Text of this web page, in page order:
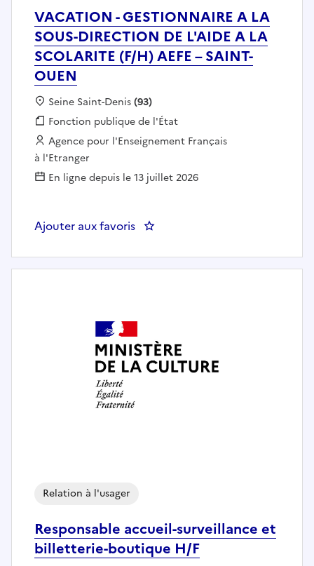
VACATION - GESTIONNAIRE A LA
SOUS-DIRECTION DE L'AIDE A LA
SCOLARITE (F/H) AEFE – SAINT-
OUEN
Localisation :
Seine Saint-Denis(93)
Fonction publique :
Fonction publique de l'État
Employeur :
Agence pour l'Enseignement Français
à l'Etranger
En ligne depuis le 13 juillet 2026
Ajouter aux favoris
Responsable accueil-surveillance et
billetterie-boutique H/F
Relation à l'usager